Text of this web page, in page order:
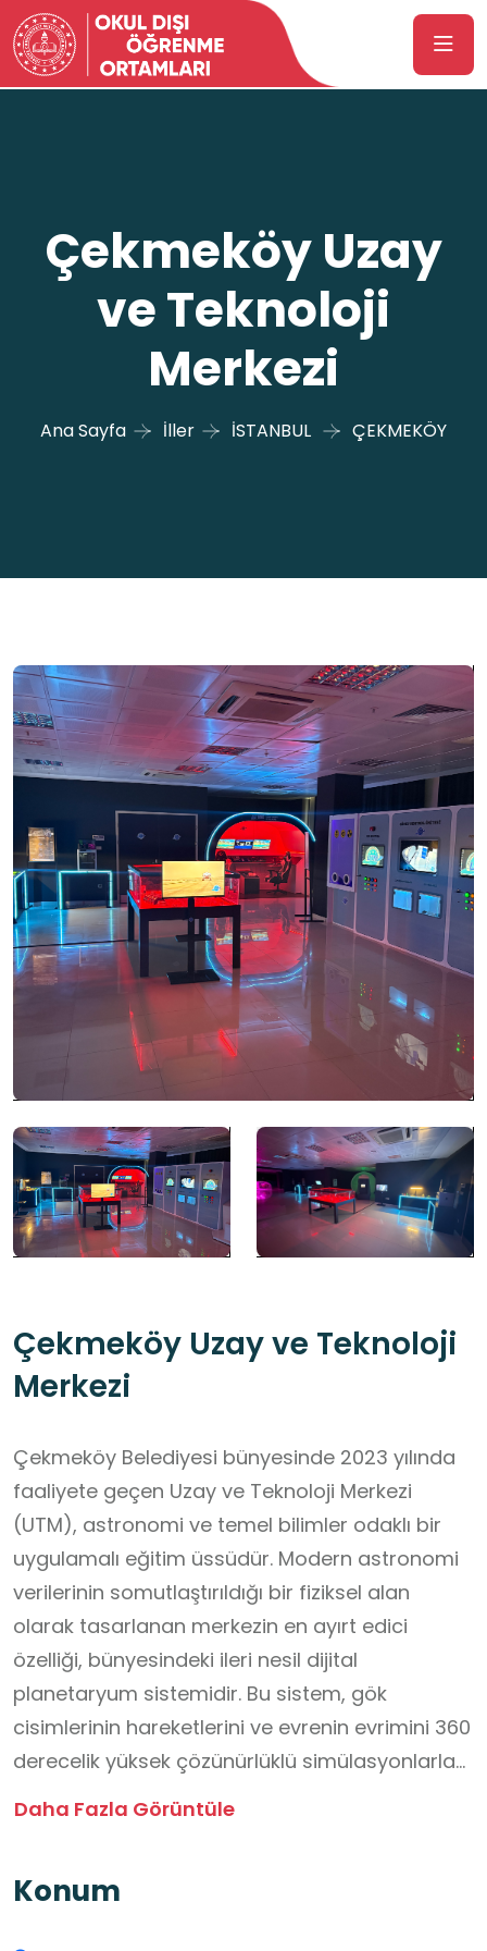
Çekmeköy Uzay
ve Teknoloji
Merkezi
Ana Sayfa İller İSTANBUL ÇEKMEKÖY
Çekmeköy Uzay ve Teknoloji
Merkezi
Çekmeköy Belediyesi bünyesinde 2023 yılında
faaliyete geçen Uzay ve Teknoloji Merkezi
(UTM), astronomi ve temel bilimler odaklı bir
uygulamalı eğitim üssüdür. Modern astronomi
verilerinin somutlaştırıldığı bir fiziksel alan
olarak tasarlanan merkezin en ayırt edici
özelliği, bünyesindeki ileri nesil dijital
planetaryum sistemidir. Bu sistem, gök
cisimlerinin hareketlerini ve evrenin evrimini 360
derecelik yüksek çözünürlüklü simülasyonlarla
sunarak teorik bilgileri görselleştirilmiş bir
bir işleve sahip olan UTM; astronomi, fizik ve
Daha Fazla Görüntüle
Konum